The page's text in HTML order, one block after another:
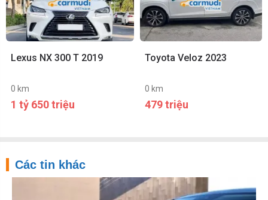
Lexus NX 300 T 2019
0 km
1 tỷ 650 triệu
Toyota Veloz 2023
0 km
479 triệu
Các tin khác